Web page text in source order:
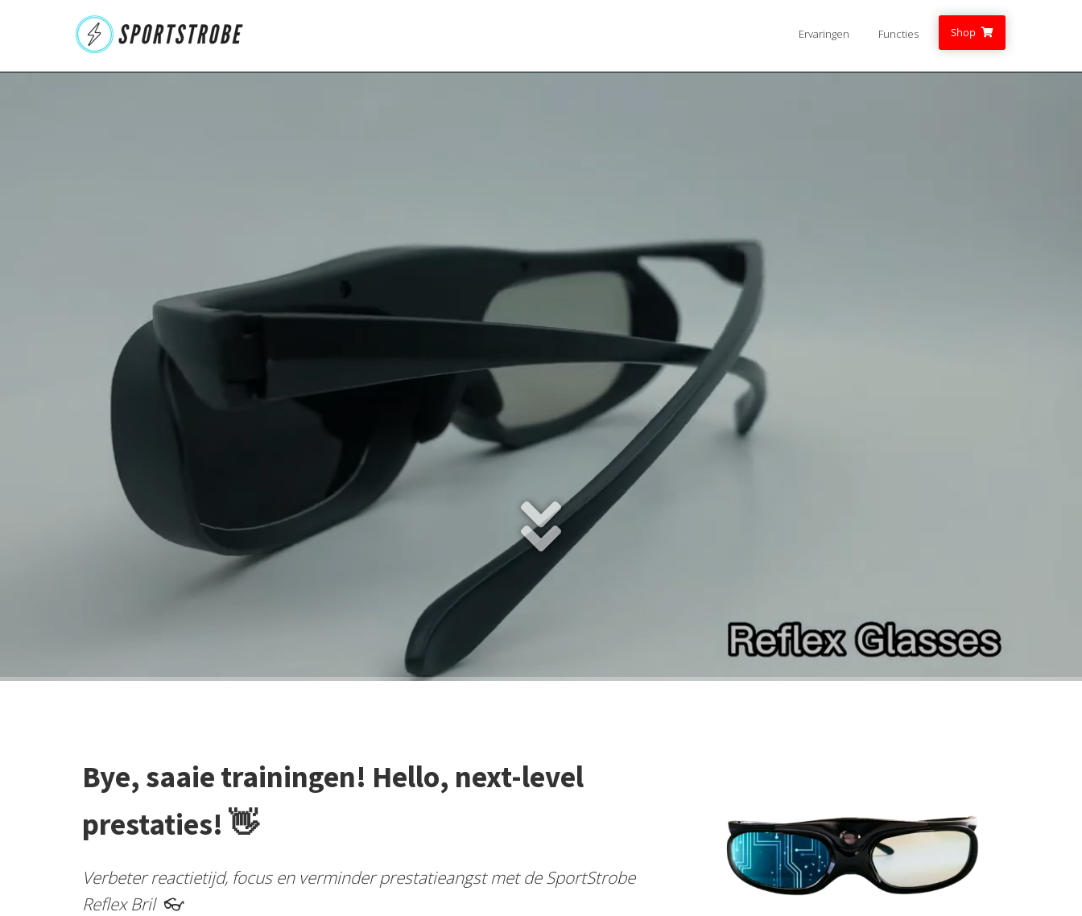
Ervaringen Functies Shop
Bye, saaie trainingen! Hello, next-level
prestaties! 👋
Verbeter reactietijd, focus en verminder prestatieangst met de SportStrobe
Reflex Bril 👓